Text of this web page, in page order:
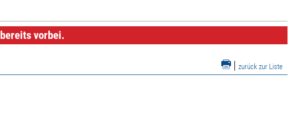
vorbei.
| zurück zur Liste